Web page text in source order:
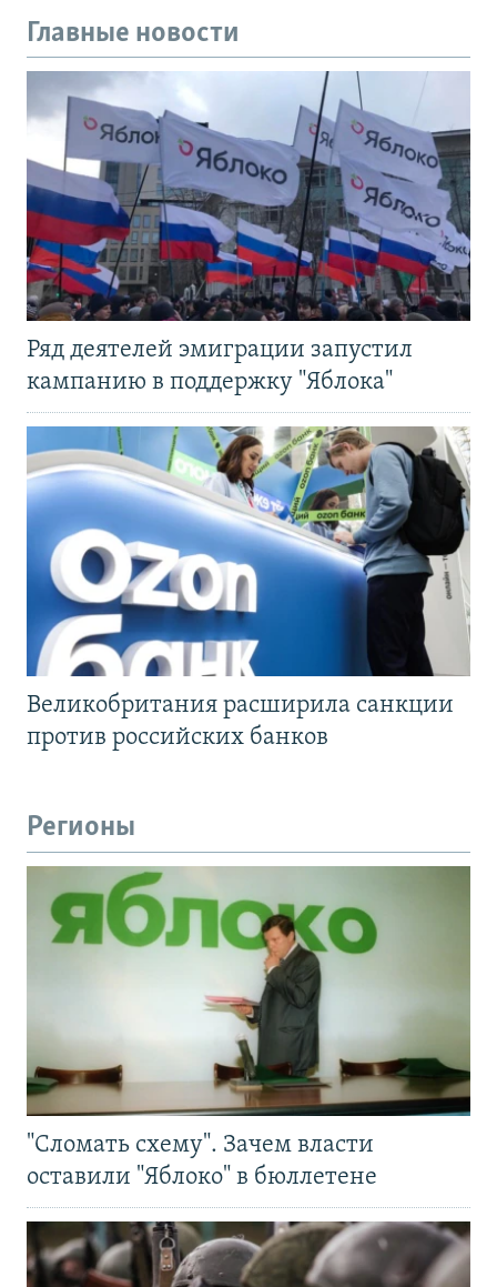
Главные новости
Ряд деятелей эмиграции запустил
кампанию в поддержку "Яблока"
Великобритания расширила санкции
против российских банков
Регионы
"Сломать схему". Зачем власти
оставили "Яблоко" в бюллетене